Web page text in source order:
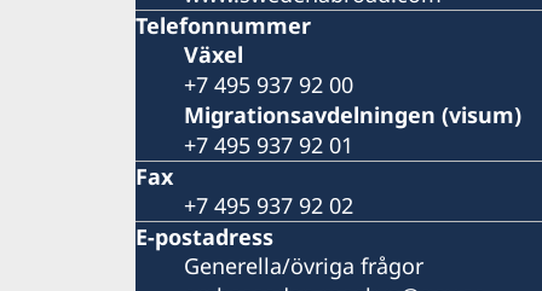
Telefonnummer
Växel
+7 495 937 92 00
Migrationsavdelningen (visum)
+7 495 937 92 01
Fax
+7 495 937 92 02
E-postadress
Generella/övriga frågor